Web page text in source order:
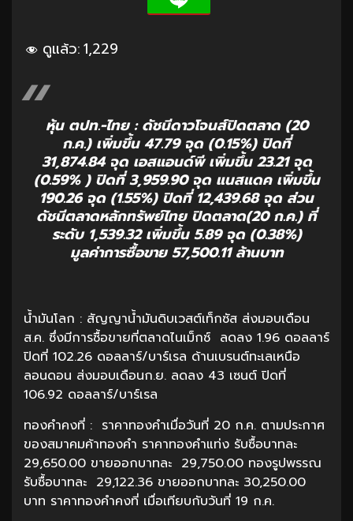
ดูแล้ว:1,229
หุ้น ตปท.-ไทย : ดัชนีดาวโจนส์ปิดตลาด (20
ก.ค.) เพิ่มขึ้น 47.79 จุด (0.15%) ปิดที่
31,874.84 จุด เอสแอนด์พี เพิ่มขึ้น 23.21 จุด
(0.59% ) ปิดที่ 3,959.90 จุด แนสแดค เพิ่มขึ้น
190.26 จุด (1.55%) ปิดที่ 12,439.68 จุด ส่วน
ดัชนีตลาดหลักทรัพย์ไทย ปิดตลาด(20 ก.ค.) ที่
ระดับ 1,539.32 เพิ่มขึ้น 5.89 จุด (0.38%)
มูลค่าการซื้อขาย 57,500.11 ล้านบาท
น้ำมันโลก : สัญญาน้ำมันดิบเวสต์เท็กซัส ส่งมอบเดือน
ส.ค. ซึ่งมีการซื้อขายที่ตลาดไนเม็กซ์ ลดลง 1.96 ดอลลาร์
ปิดที่ 102.26 ดอลลาร์/บาร์เรล ด้านเบรนต์ทะเลเหนือ
ลอนดอน ส่งมอบเดือนก.ย. ลดลง 43 เซนต์ ปิดที่
106.92 ดอลลาร์/บาร์เรล
ทองคำคงที่ : ราคาทองคำเมื่อวันที่ 20 ก.ค. ตามประกาศ
ของสมาคมค้าทองคำ ราคาทองคำแท่ง รับซื้อบาทละ
29,650.00 ขายออกบาทละ 29,750.00 ทองรูปพรรณ
รับซื้อบาทละ 29,122.36 ขายออกบาทละ 30,250.00
บาท ราคาทองคำคงที่ เมื่อเทียบกับวันที่ 19 ก.ค.